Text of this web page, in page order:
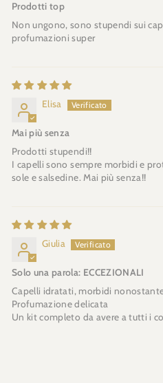
Prodotti top
Non ungono, sono stupendi sui
profumazioni super
Elisa
Mai più senza
Prodotti stupendi!!
I capelli sono sempre morbidi e
sole e salsedine. Mai più senza!!
Giulia
Solo una parola: ECCEZIONALI
Capelli idratati, morbidi
Profumazione delicata
Un kit completo da avere a tutti i